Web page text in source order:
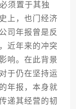
须置于其独
上，也门经济
司年报曾是反
近年来的冲突
响。在此背景
于仍在坚持运
年报，本身就
递其经营的韧